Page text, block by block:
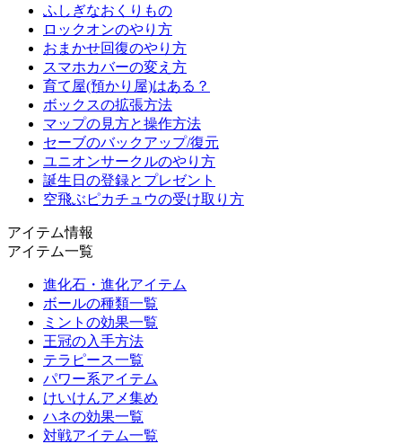
ふしぎなおくりもの
ロックオンのやり方
おまかせ回復のやり方
スマホカバーの変え方
育て屋(預かり屋)はある？
ボックスの拡張方法
マップの見方と操作方法
セーブのバックアップ/復元
ユニオンサークルのやり方
誕生日の登録とプレゼント
空飛ぶピカチュウの受け取り方
アイテム情報
アイテム一覧
進化石・進化アイテム
ボールの種類一覧
ミントの効果一覧
王冠の入手方法
テラピース一覧
パワー系アイテム
けいけんアメ集め
ハネの効果一覧
対戦アイテム一覧